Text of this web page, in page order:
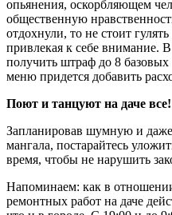
опьянения, оскорбляющем
общественную
отдохнули, то не стоит
привлекая к себе внимание.
получить штраф до 8
меню придется добавить
Поют и танцуют на даче
Запланировав шумную и
мангала, постарайтесь
время, чтобы не нарушить
Напоминаем: как в
ремонтных работ на даче